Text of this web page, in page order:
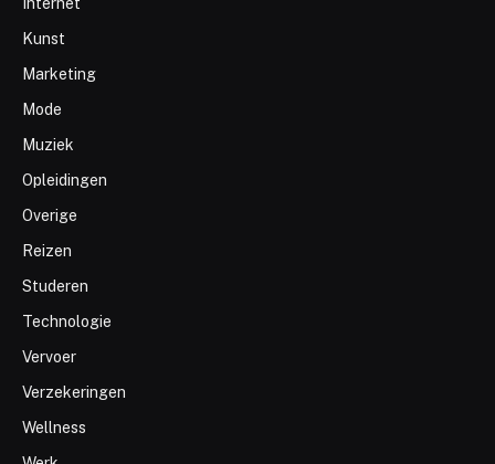
Kunst
Marketing
Mode
Muziek
Opleidingen
Overige
Reizen
Studeren
Technologie
Vervoer
Verzekeringen
Wellness